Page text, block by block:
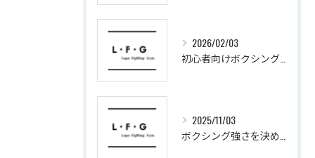
2026/02/03
2025/11/03